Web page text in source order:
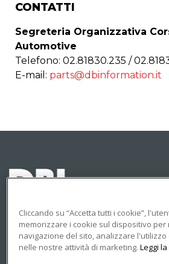
CONTATTI
Segreteria Organizzativa
Automotive
Telefono: 02.81830.235 /
E-mail: parts@dbinformation.it
© 2023 DBInformation S.p.A - Partita
Cliccando su “Accetta tutti i cookie”,
memorizzare i cookie sul dispositivo per
navigazione del sito, analizzare
nelle nostre attività di marketing. Leggi